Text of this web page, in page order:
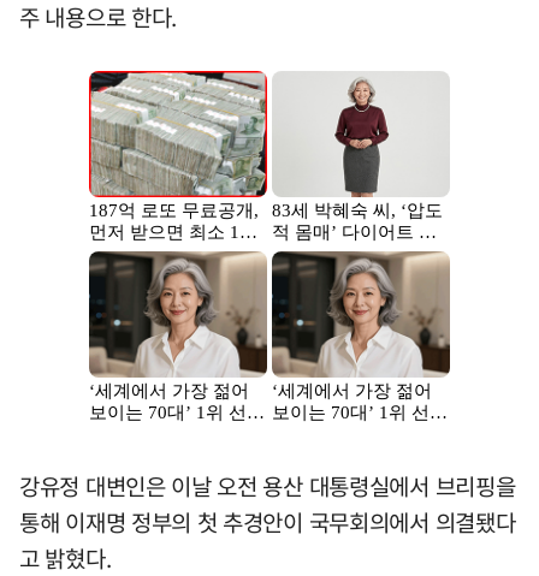
주 내용으로 한다.
강유정 대변인은 이날 오전 용산 대통령실에서 브리핑을
통해 이재명 정부의 첫 추경안이 국무회의에서 의결됐다
고 밝혔다.